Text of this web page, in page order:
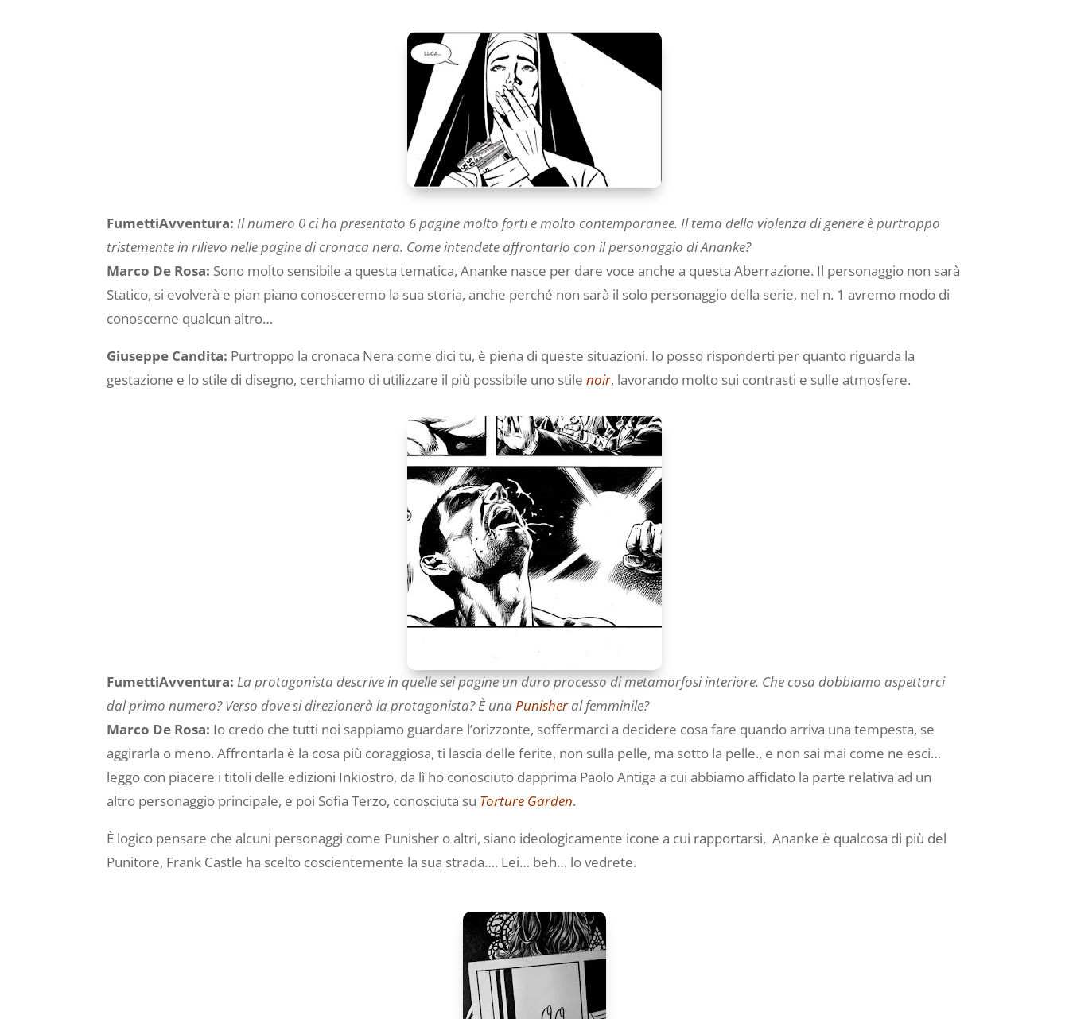
FumettiAvventura:Il numero 0 ci ha presentato 6 pagine molto forti e molto contemporanee. Il tema della violenza di genere è purtroppo
tristemente in rilievo nelle pagine di cronaca nera. Come intendete affrontarlo con il personaggio di Ananke?
Marco De Rosa: Sono molto sensibile a questa tematica, Ananke nasce per dare voce anche a questa Aberrazione. Il personaggio non sarà
Statico, si evolverà e pian piano conosceremo la sua storia, anche perché non sarà il solo personaggio della serie, nel n. 1 avremo modo di
conoscerne qualcun altro…
Giuseppe Candita: Purtroppo la cronaca Nera come dici tu, è piena di queste situazioni. Io posso risponderti per quanto riguarda la
gestazione e lo stile di disegno, cerchiamo di utilizzare il più possibile uno stilenoir, lavorando molto sui contrasti e sulle atmosfere.
FumettiAvventura:La protagonista descrive in quelle sei pagine un duro processo di metamorfosi interiore. Che cosa dobbiamo aspettarci
dal primo numero? Verso dove si direzionerà la protagonista? È unaPunisheral femminile?
Marco De Rosa: Io credo che tutti noi sappiamo guardare l’orizzonte, soffermarci a decidere cosa fare quando arriva una tempesta, se
aggirarla o meno. Affrontarla è la cosa più coraggiosa, ti lascia delle ferite, non sulla pelle, ma sotto la pelle., e non sai mai come ne esci…
leggo con piacere i titoli delle edizioni Inkiostro, da lì ho conosciuto dapprima Paolo Antiga a cui abbiamo affidato la parte relativa ad un
altro personaggio principale, e poi Sofia Terzo, conosciuta su Torture Garden.
È logico pensare che alcuni personaggi come Punisher o altri, siano ideologicamente icone a cui rapportarsi, Ananke è qualcosa di più del
Punitore, Frank Castle ha scelto coscientemente la sua strada…. Lei… beh… lo vedrete.